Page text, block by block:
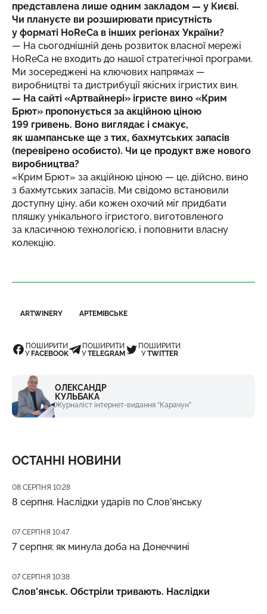
представлена лише одним закладом — у Києві.
Чи плануєте ви розширювати присутність
у форматі HoReCa в інших регіонах України?
— На сьогоднішній день розвиток власної мережі
HoReCa не входить до нашої стратегічної програми.
Ми зосереджені на ключових напрямах —
виробництві та дистрибуції якісних ігристих вин.
— На сайті «Артвайнері» ігристе вино «Крим
Брют» пропонується за акційною ціною
199 гривень. Воно виглядає і смакує,
як шампанське ще з тих, бахмутських запасів
(перевірено особисто). Чи це продукт вже нового
виробництва?
«Крим Брют» за акційною ціною — це, дійсно, вино
з бахмутських запасів. Ми свідомо встановили
доступну ціну, аби кожен охочий міг придбати
пляшку унікального ігристого, виготовленого
за класичною технологією, і поповнити власну
колекцію.
ARTWINERY АРТЕМІВСЬКЕ
ПОШИРИТИ
У FACEBOOK
ПОШИРИТИ
УTELEGRAM
ПОШИРИТИ
УTWITTER
ОЛЕКСАНДР
КУЛЬБАКА
Журналіст інтернет-видання “Карачун”
ОСТАННІ НОВИНИ
Дата публікації
08 СЕРПНЯ 10:28
8 серпня. Наслідки ударів по Слов’янську
Дата публікації
07 СЕРПНЯ 10:47
7 серпня: як минула доба на Донеччині
Дата публікації
07 СЕРПНЯ 10:38
Слов’янськ. Обстріли тривають. Наслідки